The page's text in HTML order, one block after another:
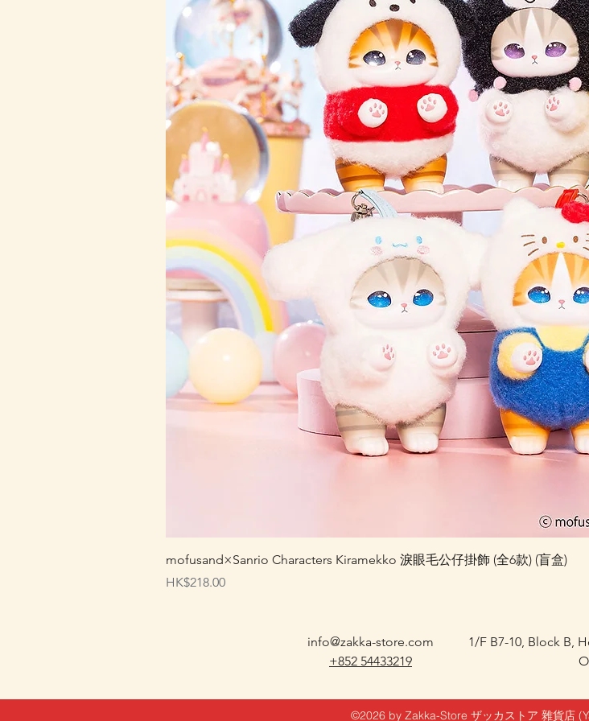
快速瀏覽
mofusand×Sanrio Characters Kiramekko 淚眼毛公仔掛飾 (全6款) (盲盒)
價格
HK$218.00
info@zakka-store.com
+852 54433219
1/F B7-10, Block B,
©2026 by Zakka-Store ザッカストア 雜貨店